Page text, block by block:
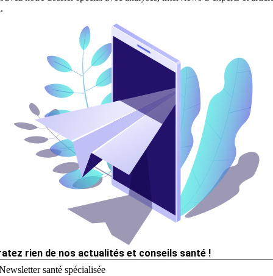
rien de nos actualités et conseils santé !
santé spécialisée